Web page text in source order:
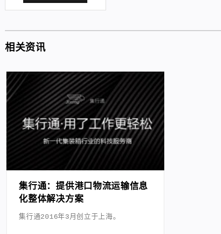
相关资讯
集行通：提供港口物流运输信息
化整体解决方案
集行通2016年3月创立于上海。